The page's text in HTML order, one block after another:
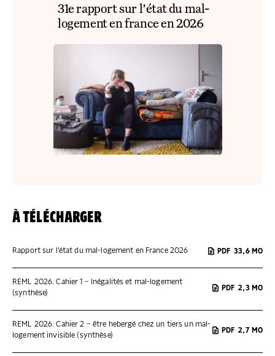
31e rapport sur l’état du mal-
logement en france en 2026
À TÉLÉCHARGER
Rapport sur l’état du mal-logement en France 2026 PDF 33,6 MO
REML 2026. Cahier 1 – Inégalités et mal-logement
(synthèse)
PDF 2,3 MO
REML 2026. Cahier 2 – être hebergé chez un tiers un mal-
logement invisible (synthèse)
PDF 2,7 MO